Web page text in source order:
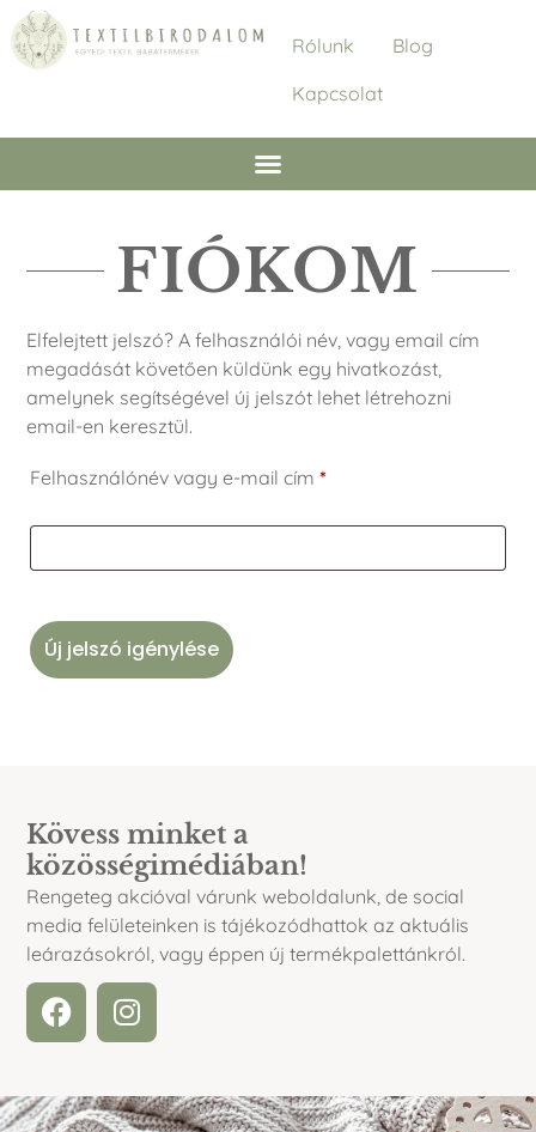
Rólunk
Blog
Kapcsolat
FIÓKOM
Elfelejtett jelszó? A felhasználói név, vagy email cím
megadását követően küldünk egy hivatkozást,
amelynek segítségével új jelszót lehet létrehozni
email-en keresztül.
Felhasználónév vagy e-mail cím*
Új jelszó igénylése
Kövess minket a
közösségimédiában!
Rengeteg akcióval várunk weboldalunk, de social
media felületeinken is tájékozódhattok az aktuális
leárazásokról, vagy éppen új termékpalettánkról.